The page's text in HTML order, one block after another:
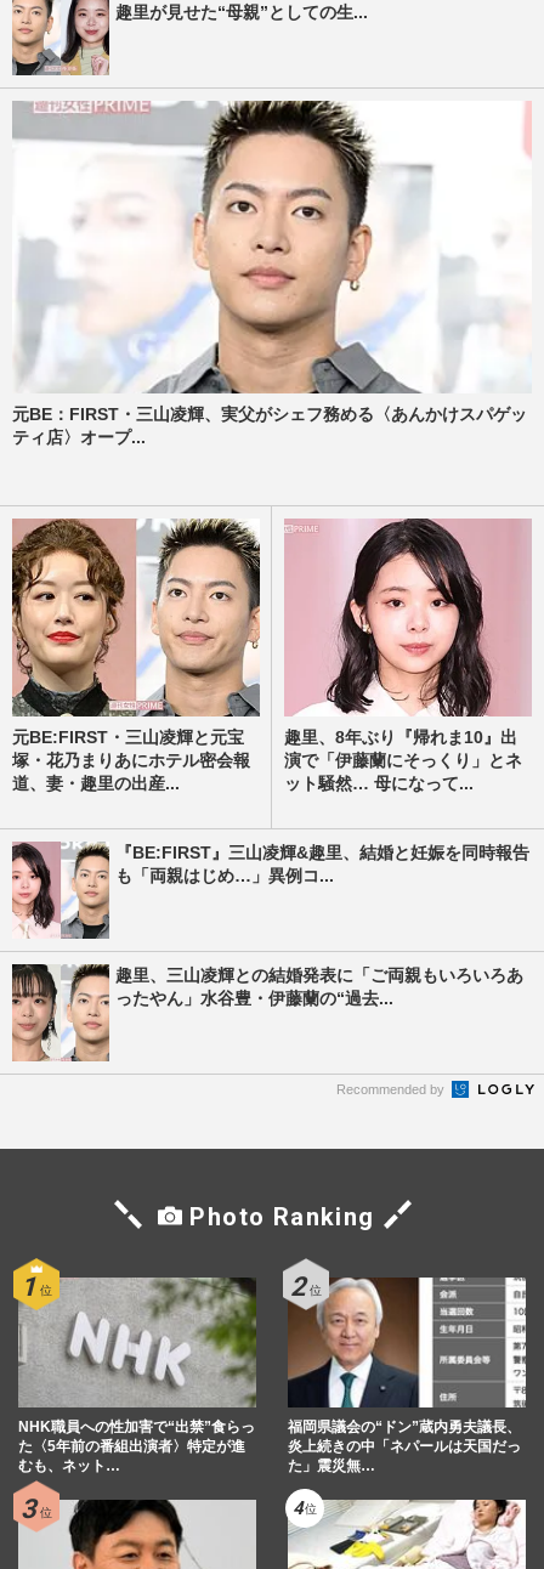
趣里が見せた“母親”としての生...
元BE：FIRST・三山凌輝、実父がシェフ務める〈あんかけスパゲッ
ティ店〉オープ...
元BE:FIRST・三山凌輝と元宝
塚・花乃まりあにホテル密会報
道、妻・趣里の出産...
趣里、8年ぶり『帰れま10』出
演で「伊藤蘭にそっくり」とネ
ット騒然… 母になって...
『BE:FIRST』三山凌輝&趣里、結婚と妊娠を同時報告
も「両親はじめ…」異例コ...
趣里、三山凌輝との結婚発表に「ご両親もいろいろあ
ったやん」水谷豊・伊藤蘭の“過去...
Recommended by
Photo Ranking
NHK職員への性加害で“出禁”食らっ
た〈5年前の番組出演者〉特定が進
むも、ネット…
福岡県議会の“ドン”蔵内勇夫議長、
炎上続きの中「ネパールは天国だっ
た」震災無…